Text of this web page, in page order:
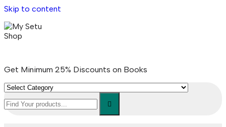
Skip to content
Get Minimum 25% Discounts on Books